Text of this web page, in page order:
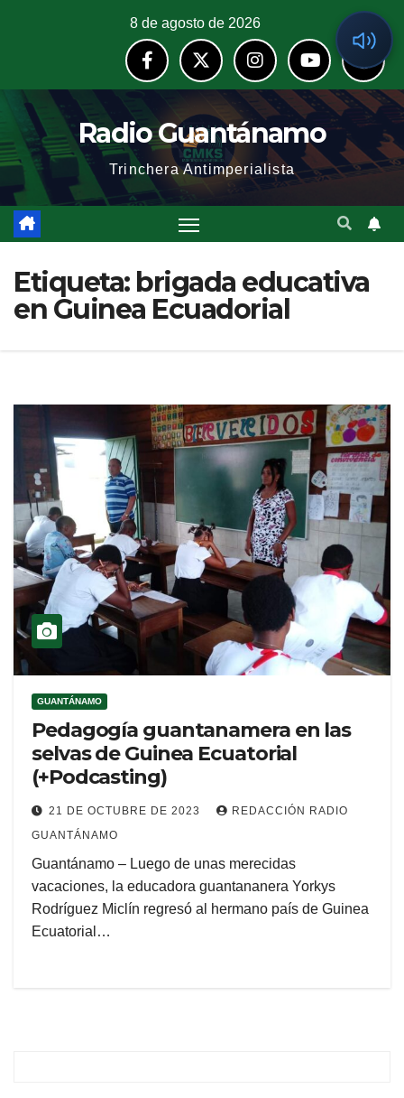
8 de agosto de 2026
Radio Guantánamo
Trinchera Antimperialista
Etiqueta: brigada educativa
en Guinea Ecuadorial
GUANTÁNAMO
Pedagogía guantanamera en las
selvas de Guinea Ecuatorial
(+Podcasting)
21 DE OCTUBRE DE 2023
REDACCIÓN RADIO
GUANTÁNAMO
Guantánamo – Luego de unas merecidas
vacaciones, la educadora guantananera Yorkys
Rodríguez Miclín regresó al hermano país de Guinea
Ecuatorial…